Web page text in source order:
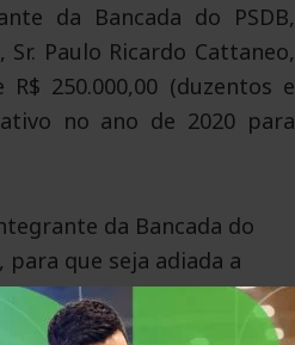
da Bancada do PSDB,
Paulo Ricardo Cattaneo,
250.000,00 (duzentos e
no ano de 2020 para
da Bancada do
para que seja adiada a
previdenciária de
em razão da